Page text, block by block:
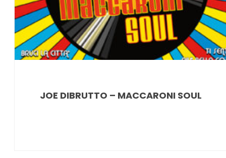
JOE DIBRUTTO – MACCARONI SOUL